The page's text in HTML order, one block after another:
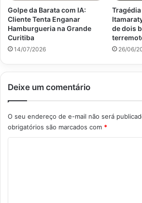
Golpe da Barata com IA:
Cliente Tenta Enganar
Hamburgueria na Grande
Curitiba
14/07/2026
de dois
26/06/
Deixe um comentário
O seu endereço de e-mail não será
obrigatórios são marcados com *